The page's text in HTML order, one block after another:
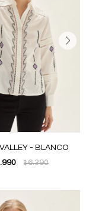
- BLANCO
$6.390